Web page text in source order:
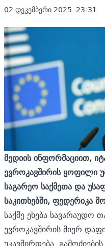
02 დეკემბერი 2025. 23:31
მედიის ინფორმაციით,
ევროკავშირის ყოფილი
საგარეო საქმეთა და
საკითხებში, ფედერიკა
საქმე ეხება
ევროკავშირის მიერ